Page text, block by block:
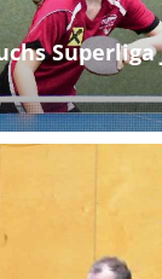
Superliga